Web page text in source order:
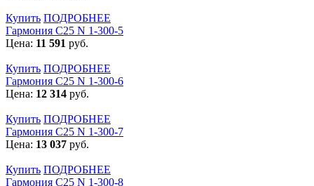
Купить ПОДРОБНЕЕ
Гармония С25 N 1-300-5
Цена: 11 591 руб.
Купить ПОДРОБНЕЕ
Гармония С25 N 1-300-6
Цена: 12 314 руб.
Купить ПОДРОБНЕЕ
Гармония С25 N 1-300-7
Цена: 13 037 руб.
Купить ПОДРОБНЕЕ
Гармония С25 N 1-300-8